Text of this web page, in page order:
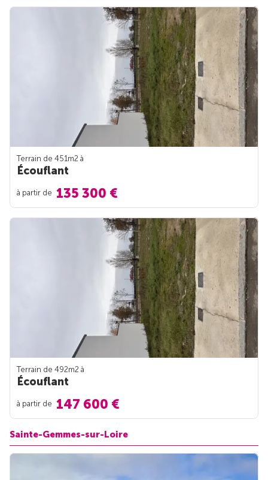
Terrain de 451m2 à
Écouflant
à partir de 135 300 €
Terrain de 492m2 à
Écouflant
à partir de 147 600 €
Sainte-Gemmes-sur-Loire